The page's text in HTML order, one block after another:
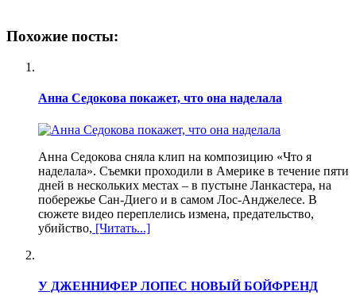
Похожие посты:
Анна Седокова покажет, что она наделала
Анна Седокова сняла клип на композицию «Что я
наделала». Съемки проходили в Америке в течение пяти
дней в нескольких местах – в пустыне Ланкастера, на
побережье Сан-Диего и в самом Лос-Анджелесе. В
сюжете видео переплелись измена, предательство,
убийство, [Читать...]
У ДЖЕННИФЕР ЛОПЕС НОВЫЙ БОЙФРЕНД